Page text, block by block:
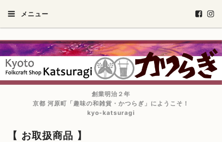
メニュー
創業明治２年
京都 河原町「趣味の和雑貨・かつらぎ」にようこそ！
kyo-katsuragi
【 お取扱商品 】